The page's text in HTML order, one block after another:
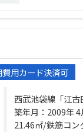
費用カード決済可
西武池袋線「江古
営大江戸線「新江
西武有楽町線「新
築年月：2009年 4
21.46㎡/鉄筋コン